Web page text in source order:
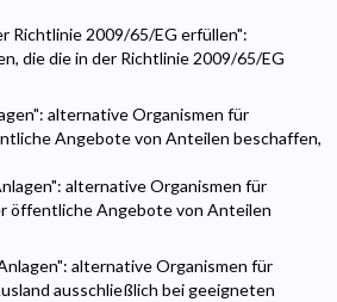
Richtlinie 2009/65/EG erfüllen":
die die in der Richtlinie 2009/65/EG
alternative Organismen für
Angebote von Anteilen beschaffen,
alternative Organismen für
öffentliche Angebote von Anteilen
alternative Organismen für
ausschließlich bei geeigneten